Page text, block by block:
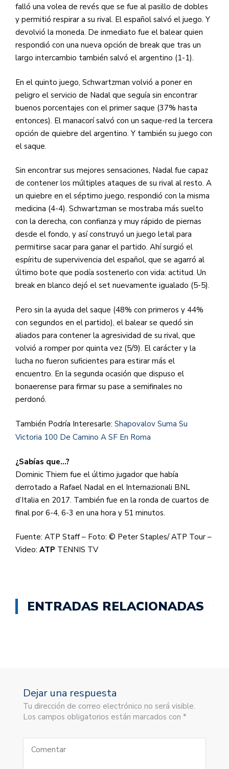
falló una volea de revés que se fue al pasillo de dobles
y permitió respirar a su rival. El español salvó el juego. Y
devolvió la moneda. De inmediato fue el balear quien
respondió con una nueva opción de break que tras un
largo intercambio también salvó el argentino (1-1).
En el quinto juego, Schwartzman volvió a poner en
peligro el servicio de Nadal que seguía sin encontrar
buenos porcentajes con el primer saque (37% hasta
entonces). El manacorí salvó con un saque-red la tercera
opción de quiebre del argentino. Y también su juego con
el saque.
Sin encontrar sus mejores sensaciones, Nadal fue capaz
de contener los múltiples ataques de su rival al resto. A
un quiebre en el séptimo juego, respondió con la misma
medicina (4-4). Schwartzman se mostraba más suelto
con la derecha, con confianza y muy rápido de piernas
desde el fondo, y así construyó un juego letal para
permitirse sacar para ganar el partido. Ahí surgió el
espíritu de supervivencia del español, que se agarró al
último bote que podía sostenerlo con vida: actitud. Un
break en blanco dejó el set nuevamente igualado (5-5).
Pero sin la ayuda del saque (48% con primeros y 44%
con segundos en el partido), el balear se quedó sin
aliados para contener la agresividad de su rival, que
volvió a romper por quinta vez (5/9). El carácter y la
lucha no fueron suficientes para estirar más el
encuentro. En la segunda ocasión que dispuso el
bonaerense para firmar su pase a semifinales no
perdonó.
También Podría Interesarle: Shapovalov Suma Su
Victoria 100 De Camino A SF En Roma
¿Sabías que…?
Dominic Thiem fue el último jugador que había
derrotado a Rafael Nadal en el Internazionali BNL
d’Italia en 2017. También fue en la ronda de cuartos de
final por 6-4, 6-3 en una hora y 51 minutos.
Fuente: ATP Staff – Foto: © Peter Staples/ ATP Tour –
Video: ATP TENNIS TV
ENTRADAS RELACIONADAS
Dejar una respuesta
Tu dirección de correo electrónico no será visible.
Los campos obligatorios están marcados con *